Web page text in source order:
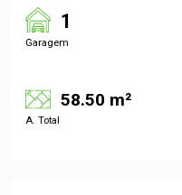
1
Garagem
58.50 m²
A. Total